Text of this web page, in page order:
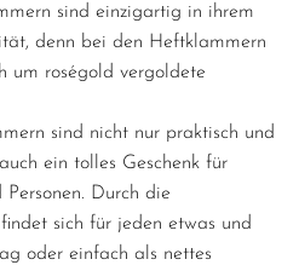
sind einzigartig in ihrem
denn bei den Heftklammern
um roségold vergoldete
sind nicht nur praktisch und
ein tolles Geschenk für
Personen. Durch die
sich für jeden etwas und
oder einfach als nettes